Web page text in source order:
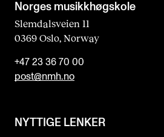
Norges musikk­høgskole
Slemdalsveien 11
0369 Oslo, Norway
+47 23 36 70 00
post@nmh.no
NYTTIGE LENKER